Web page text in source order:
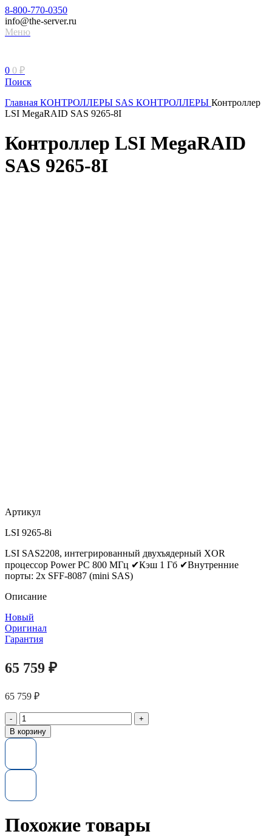
8-800-770-0350
info@the-server.ru
Меню
0 0 ₽
Поиск
Главная КОНТРОЛЛЕРЫ SAS КОНТРОЛЛЕРЫ Контроллер
LSI MegaRAID SAS 9265-8I
Контроллер LSI MegaRAID
SAS 9265-8I
Артикул
LSI 9265-8i
LSI SAS2208, интегрированный двухъядерный XOR
процессор Power PC 800 МГц ✔Кэш 1 Гб ✔Внутренние
порты: 2x SFF-8087 (mini SAS)
Описание
Новый
Оригинал
Гарантия
65 759 ₽
65 759 ₽
Количество
товара
Контроллер
SAS
В корзину
Похожие товары